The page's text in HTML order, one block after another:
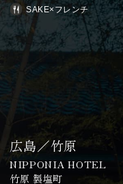
SAKE×フレンチ
広島／竹原
NIPPONIA HOTEL
竹原 製塩町